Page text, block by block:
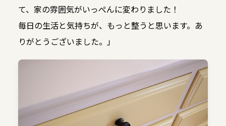
て、家の雰囲気がいっぺんに変わりました！
毎日の生活と気持ちが、もっと整うと思います。あ
りがとうございました。」